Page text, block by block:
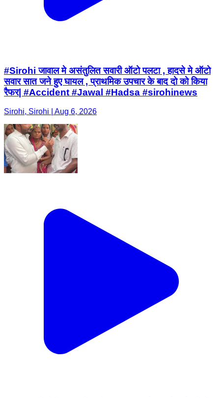
#Sirohi जावाल मे असंतुलित सवारी ऑटो पलटा , हादसे मे ऑटो
सवार सात जने हुए घायल , प्राथमिक उपचार के बाद दो को किया
रैफर| #Accident #Jawal #Hadsa #sirohinews
Sirohi, Sirohi | Aug 6, 2026